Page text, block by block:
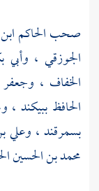
صحبالحاكم
الجوزقي ،
الخفاف ،
الحافظ ببيكند ،
بسمرقند، وعلي
محمد بن الحسين